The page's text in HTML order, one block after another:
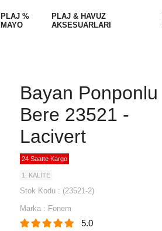
PLAJ %
MAYO
PLAJ & HAVUZ
AKSESUARLARI
Bayan Ponponlu
Bere 23521 -
Lacivert
24 Saatte Kargo
1. KALİTE
Stok Kodu
(23521-2)
Marka : Fonem
5.0